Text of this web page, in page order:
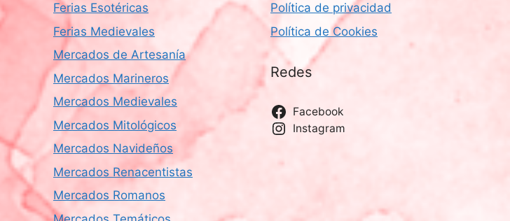
Ferias Esotéricas
Ferias Medievales
Mercados de Artesanía
Mercados Marineros
Mercados Medievales
Mercados Mitológicos
Mercados Navideños
Mercados Renacentistas
Mercados Romanos
Política de privacidad
Política de Cookies
Redes
Facebook
Instagram